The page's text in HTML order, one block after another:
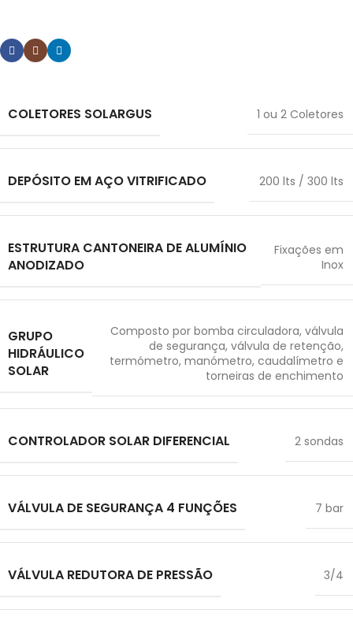
COLETORES SOLARGUS 1 ou 2 Coletores
DEPÓSITO EM AÇO VITRIFICADO 200 lts / 300 lts
ESTRUTURA CANTONEIRA DE ALUMÍNIO
ANODIZADO
Fixações em
Inox
GRUPO
HIDRÁULICO
SOLAR
Composto por bomba circuladora, válvula
de segurança, válvula de retenção,
termómetro, manómetro, caudalímetro e
torneiras de enchimento
CONTROLADOR SOLAR DIFERENCIAL 2 sondas
VÁLVULA DE SEGURANÇA 4 FUNÇÕES 7 bar
VÁLVULA REDUTORA DE PRESSÃO 3/4